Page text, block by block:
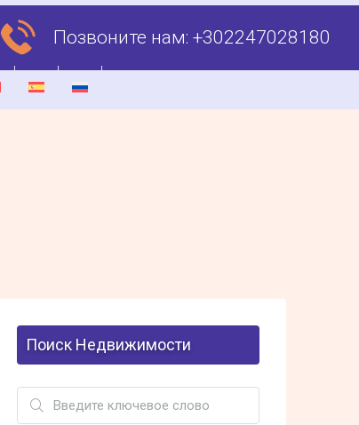
Позвоните нам: +302247028180
Поиск Недвижимости